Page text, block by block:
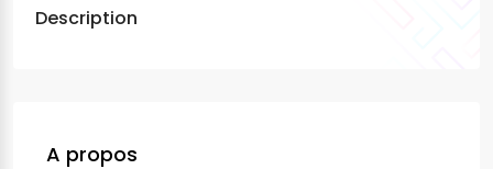
Description
A propos